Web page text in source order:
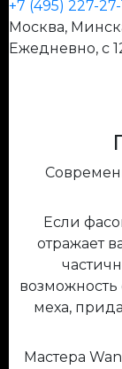
+7 (495) 227-27-
Москва,
Ежедневно, с
Если
отражает
возможность
меха,
Мастера